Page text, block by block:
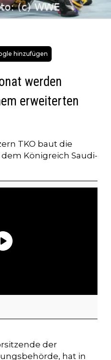
hinzufügen
werden
erweiterten
TKO baut die
Königreich Saudi-
der
hat in